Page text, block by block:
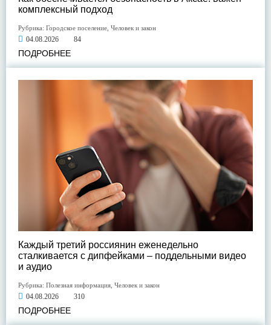
комплексный подход
Рубрика: Городское поселение Человек и закон
04.08.2026 84
ПОДРОБНЕЕ
Каждый третий россиянин еженедельно
сталкивается с дипфейками – поддельными видео
и аудио
Рубрика: Полезная информация Человек и закон
04.08.2026 310
ПОДРОБНЕЕ